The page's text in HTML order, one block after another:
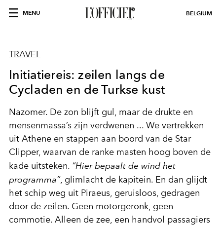
MENU BELGIUM
TRAVEL
Initiatiereis: zeilen langs de
Cycladen en de Turkse kust
Nazomer. De zon blijft gul, maar de drukte en
mensenmassa’s zijn verdwenen ... We vertrekken
uit Athene en stappen aan boord van de Star
Clipper, waarvan de ranke masten hoog boven de
kade uitsteken. “Hier bepaalt de wind het
programma”, glimlacht de kapitein. En dan glijdt
het schip weg uit Piraeus, geruisloos, gedragen
door de zeilen. Geen motorgeronk, geen
commotie. Alleen de zee, een handvol passagiers